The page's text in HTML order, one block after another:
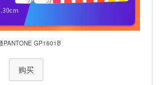
PANTONE GP1601B
购买